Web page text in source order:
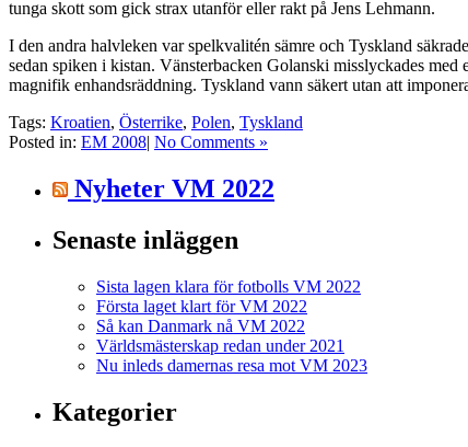
tunga skott som gick strax utanför eller rakt på Jens Lehmann.
I den andra halvleken var spelkvalitén sämre och Tyskland
sedan spiken i kistan. Vänsterbacken Golanski misslyckades
magnifik enhandsräddning. Tyskland vann säkert utan att
Tags: Kroatien, Österrike, Polen, Tyskland
Posted in: EM 2008| No Comments »
Nyheter VM 2022
Senaste inläggen
Sista lagen klara för fotbolls VM 2022
Första laget klart för VM 2022
Så kan Danmark nå VM 2022
Världsmästerskap redan under 2021
Nu inleds damernas resa mot VM 2023
Kategorier